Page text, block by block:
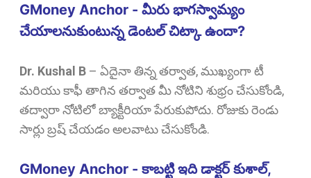
GMoney Anchor - మీరు భాగస్వామ్యం
చేయాలనుకుంటున్న డెంటల్ చిట్కా ఉందా?
Dr. Kushal B – ఏదైనా తిన్న తర్వాత, ముఖ్యంగా టీ
మరియు కాఫీ తాగిన తర్వాత మీ నోటిని శుభ్రం చేసుకోండి,
తద్వారా నోటిలో బ్యాక్టీరియా పేరుకుపోదు. రోజుకు రెండు
సార్లు బ్రష్ చేయడం అలవాటు చేసుకోండి.
GMoney Anchor - కాబట్టి ఇది డాక్టర్ కుశాల్,